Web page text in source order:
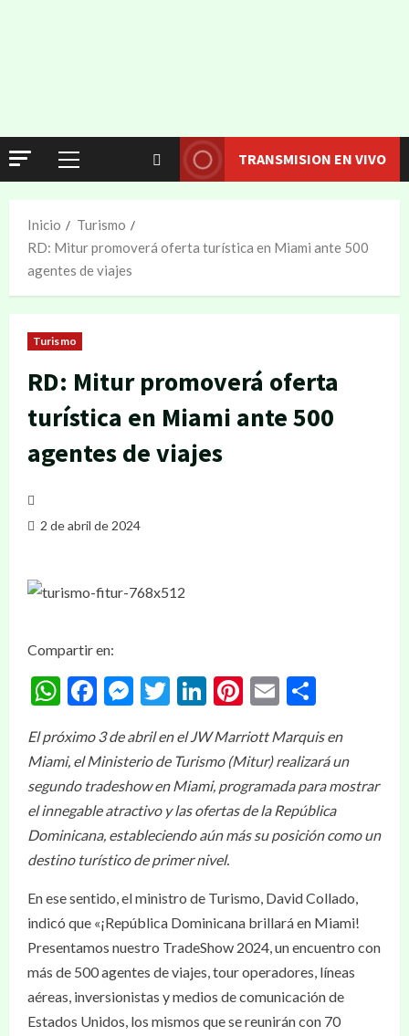
TRANSMISION EN VIVO
Inicio
Turismo
RD: Mitur promoverá oferta turística en Miami ante 500
agentes de viajes
Turismo
RD: Mitur promoverá oferta
turística en Miami ante 500
agentes de viajes
2 de abril de 2024
Compartir en:
WhatsApp
Facebook
Messenger
Twitter
LinkedIn
Pinterest
Email
El próximo 3 de abril en el JW Marriott Marquis en
Miami, el Ministerio de Turismo (Mitur) realizará un
segundo tradeshow en Miami, programada para mostrar
el innegable atractivo y las ofertas de la República
Dominicana, estableciendo aún más su posición como un
destino turístico de primer nivel.
En ese sentido, el ministro de Turismo, David Collado,
indicó que «¡República Dominicana brillará en Miami!
Presentamos nuestro TradeShow 2024, un encuentro con
más de 500 agentes de viajes, tour operadores, líneas
aéreas, inversionistas y medios de comunicación de
Estados Unidos, los mismos que se reunirán con 70